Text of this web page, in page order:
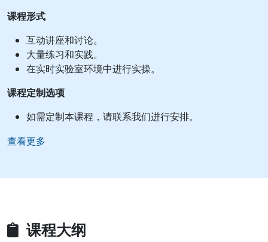
课程形式
互动讲座和讨论。
大量练习和实践。
在实时实验室环境中进行实操。
课程定制选项
如需定制本课程，请联系我们进行安排。
查看更多
课程大纲